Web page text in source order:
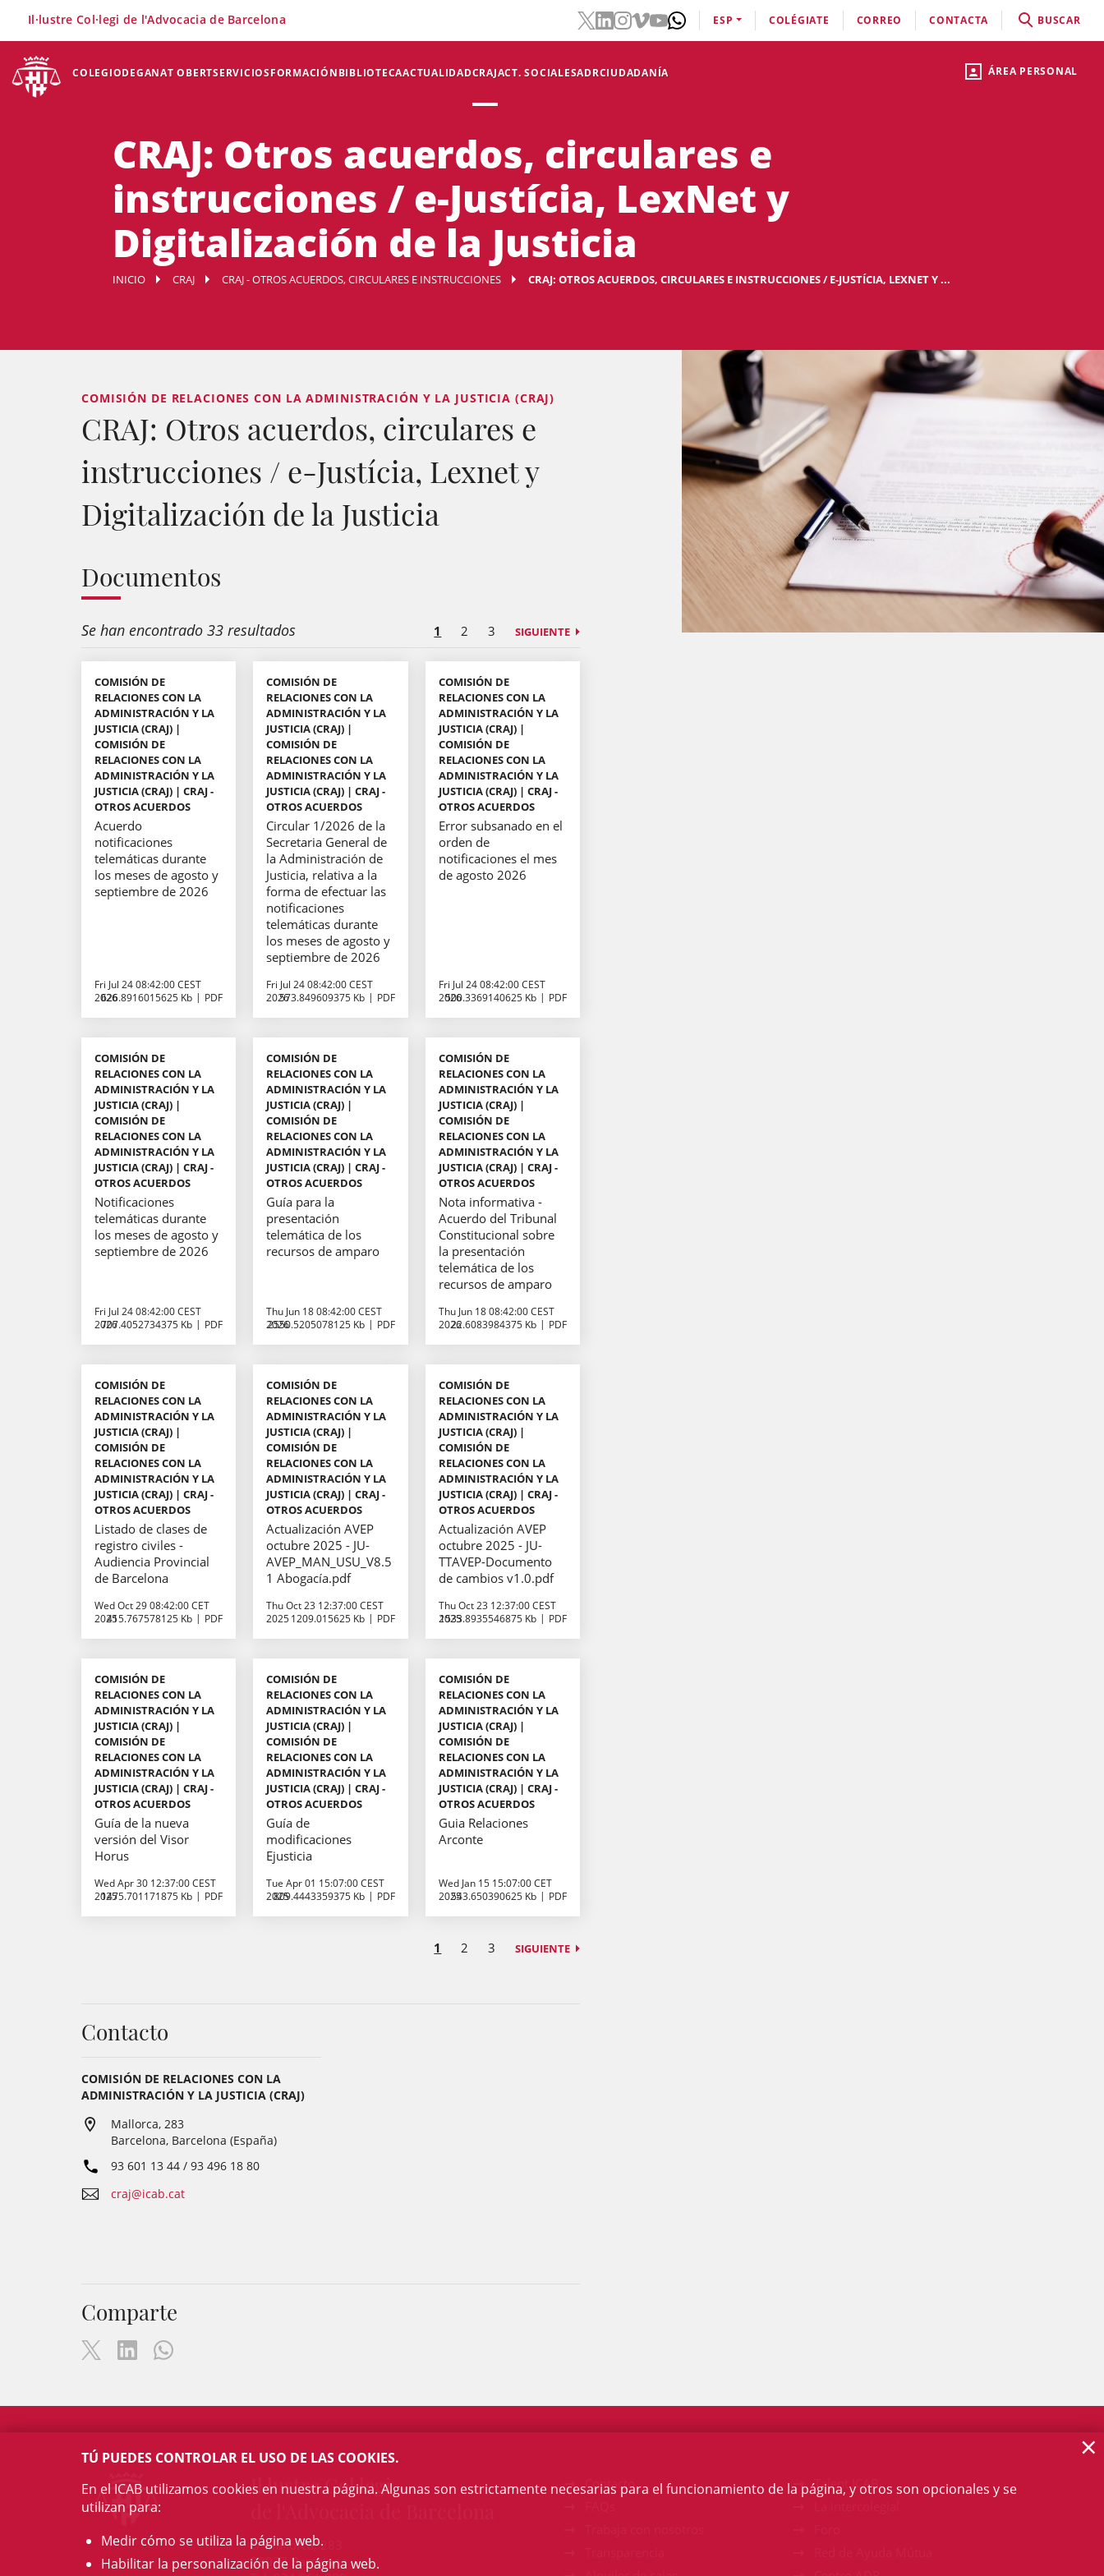
ÁREA PERSONAL
COLEGIODEGANAT OBERTSERVICIOSFORMACIÓNBIBLIOTECAACTUALIDADCRAJACT. SOCIALESADRCIUDADANÍA
Il·lustre Col·legi de l'Advocacia de Barcelona ESP COLÉGIATE CORREO CONTACTA BUSCAR
CRAJ: Otros acuerdos, circulares e
instrucciones / e-Justícia, LexNet y
Digitalización de la Justicia
INICIO CRAJ CRAJ - OTROS ACUERDOS, CIRCULARES E INSTRUCCIONES CRAJ: OTROS ACUERDOS, CIRCULARES E INSTRUCCIONES / E-JUSTÍCIA, LEXNET Y ...
COMISIÓN DE RELACIONES CON LA ADMINISTRACIÓN Y LA JUSTICIA (CRAJ)
CRAJ: Otros acuerdos, circulares e
instrucciones / e-Justícia, Lexnet y
Digitalización de la Justicia
Documentos
Se han encontrado 33 resultados 1 2 3 SIGUIENTE
COMISIÓN DE
RELACIONES CON LA
ADMINISTRACIÓN Y LA
JUSTICIA (CRAJ) |
COMISIÓN DE
RELACIONES CON LA
ADMINISTRACIÓN Y LA
JUSTICIA (CRAJ) | CRAJ -
OTROS ACUERDOS
Acuerdo
notificaciones
telemáticas durante
los meses de agosto y
septiembre de 2026
Fri Jul 24 08:42:00 CEST
2026
626.8916015625 Kb PDF
COMISIÓN DE
RELACIONES CON LA
ADMINISTRACIÓN Y LA
JUSTICIA (CRAJ) |
COMISIÓN DE
RELACIONES CON LA
ADMINISTRACIÓN Y LA
JUSTICIA (CRAJ) | CRAJ -
OTROS ACUERDOS
Circular 1/2026 de la
Secretaria General de
la Administración de
Justicia, relativa a la
forma de efectuar las
notificaciones
telemáticas durante
los meses de agosto y
septiembre de 2026
Fri Jul 24 08:42:00 CEST
2026573.849609375 Kb PDF
COMISIÓN DE
RELACIONES CON LA
ADMINISTRACIÓN Y LA
JUSTICIA (CRAJ) |
COMISIÓN DE
RELACIONES CON LA
ADMINISTRACIÓN Y LA
JUSTICIA (CRAJ) | CRAJ -
OTROS ACUERDOS
Error subsanado en el
orden de
notificaciones el mes
de agosto 2026
Fri Jul 24 08:42:00 CEST
2026
500.3369140625 Kb PDF
COMISIÓN DE
RELACIONES CON LA
ADMINISTRACIÓN Y LA
JUSTICIA (CRAJ) |
COMISIÓN DE
RELACIONES CON LA
ADMINISTRACIÓN Y LA
JUSTICIA (CRAJ) | CRAJ -
OTROS ACUERDOS
Notificaciones
telemáticas durante
los meses de agosto y
septiembre de 2026
Fri Jul 24 08:42:00 CEST
2026
707.4052734375 Kb PDF
COMISIÓN DE
RELACIONES CON LA
ADMINISTRACIÓN Y LA
JUSTICIA (CRAJ) |
COMISIÓN DE
RELACIONES CON LA
ADMINISTRACIÓN Y LA
JUSTICIA (CRAJ) | CRAJ -
OTROS ACUERDOS
Guía para la
presentación
telemática de los
recursos de amparo
Thu Jun 18 08:42:00 CEST
2026
2550.5205078125 Kb PDF
COMISIÓN DE
RELACIONES CON LA
ADMINISTRACIÓN Y LA
JUSTICIA (CRAJ) |
COMISIÓN DE
RELACIONES CON LA
ADMINISTRACIÓN Y LA
JUSTICIA (CRAJ) | CRAJ -
OTROS ACUERDOS
Nota informativa -
Acuerdo del Tribunal
Constitucional sobre
la presentación
telemática de los
recursos de amparo
Thu Jun 18 08:42:00 CEST
202622.6083984375 Kb PDF
COMISIÓN DE
RELACIONES CON LA
ADMINISTRACIÓN Y LA
JUSTICIA (CRAJ) |
COMISIÓN DE
RELACIONES CON LA
ADMINISTRACIÓN Y LA
JUSTICIA (CRAJ) | CRAJ -
OTROS ACUERDOS
Listado de clases de
registro civiles -
Audiencia Provincial
de Barcelona
Wed Oct 29 08:42:00 CET
2025415.767578125 Kb PDF
COMISIÓN DE
RELACIONES CON LA
ADMINISTRACIÓN Y LA
JUSTICIA (CRAJ) |
COMISIÓN DE
RELACIONES CON LA
ADMINISTRACIÓN Y LA
JUSTICIA (CRAJ) | CRAJ -
OTROS ACUERDOS
Actualización AVEP
octubre 2025 - JU-
AVEP_MAN_USU_V8.5
1 Abogacía.pdf
Thu Oct 23 12:37:00 CEST
20251209.015625 Kb PDF
COMISIÓN DE
RELACIONES CON LA
ADMINISTRACIÓN Y LA
JUSTICIA (CRAJ) |
COMISIÓN DE
RELACIONES CON LA
ADMINISTRACIÓN Y LA
JUSTICIA (CRAJ) | CRAJ -
OTROS ACUERDOS
Actualización AVEP
octubre 2025 - JU-
TTAVEP-Documento
de cambios v1.0.pdf
Thu Oct 23 12:37:00 CEST
2025
1533.8935546875 Kb PDF
COMISIÓN DE
RELACIONES CON LA
ADMINISTRACIÓN Y LA
JUSTICIA (CRAJ) |
COMISIÓN DE
RELACIONES CON LA
ADMINISTRACIÓN Y LA
JUSTICIA (CRAJ) | CRAJ -
OTROS ACUERDOS
Guía de la nueva
versión del Visor
Horus
Wed Apr 30 12:37:00 CEST
2025
1475.701171875 Kb PDF
COMISIÓN DE
RELACIONES CON LA
ADMINISTRACIÓN Y LA
JUSTICIA (CRAJ) |
COMISIÓN DE
RELACIONES CON LA
ADMINISTRACIÓN Y LA
JUSTICIA (CRAJ) | CRAJ -
OTROS ACUERDOS
Guía de
modificaciones
Ejusticia
Tue Apr 01 15:07:00 CEST
2025
809.4443359375 Kb PDF
COMISIÓN DE
RELACIONES CON LA
ADMINISTRACIÓN Y LA
JUSTICIA (CRAJ) |
COMISIÓN DE
RELACIONES CON LA
ADMINISTRACIÓN Y LA
JUSTICIA (CRAJ) | CRAJ -
OTROS ACUERDOS
Guia Relaciones
Arconte
Wed Jan 15 15:07:00 CET
2025543.650390625 Kb PDF
1 2 3 SIGUIENTE
Contacto
COMISIÓN DE RELACIONES CON LA
ADMINISTRACIÓN Y LA JUSTICIA (CRAJ)
Mallorca, 283
Barcelona, Barcelona (España)
93 601 13 44 / 93 496 18 80
craj@icab.cat
Comparte
Il·lustre Col·legi
c/ Mallorca, 283
08037 Barcelona
Contacto
Talent ICAB
TÚ PUEDES CONTROLAR EL USO DE LAS COOKIES.
En el ICAB utilizamos cookies en nuestra página. Algunas son estrictamente necesarias para el funcionamiento de la página, y otros son opcionales y se
utilizan para:
Medir cómo se utiliza la página web.
Habilitar la personalización de la página web.
×